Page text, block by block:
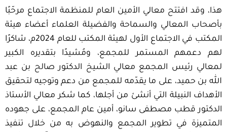
هذا، وقد افتتح معالي الأمين العام للمنظمة الاجتماع مرحّبًا
بأصحاب المعالي والسماحة والفضيلة العلماء أعضاء هيئة
المكتب في الاجتماع الأول لهيئة المكتب للعام 2024م، شاكرًا
لهم دعمهم المستمر للمجمع، ومُشيدًا بتقديره الكبير
لمعالي رئيس المجمع معالي الشيخ الدكتور صالح بن عبد
الله بن حميد، على ما يقدّمه للمجمع من دعم وتوجيه لتحقيق
الأهداف النبيلة التي أنشئ من أجلها، كما شكر معالي الأستاذ
الدكتور قطب مصطفى سانو، أمين عام المجمع، على جهوده
المتميزة في تطوير المجمع والنهوض به من خلال تنفيذ